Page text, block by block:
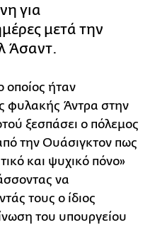
για
μετά την
Άσαντ.
ήταν
φυλακής Άντρα στην
ξεσπάσει ο πόλεμος
την Ουάσιγκτον πως
και ψυχικό πόνο»
να
τους ο ίδιος
του υπουργείου